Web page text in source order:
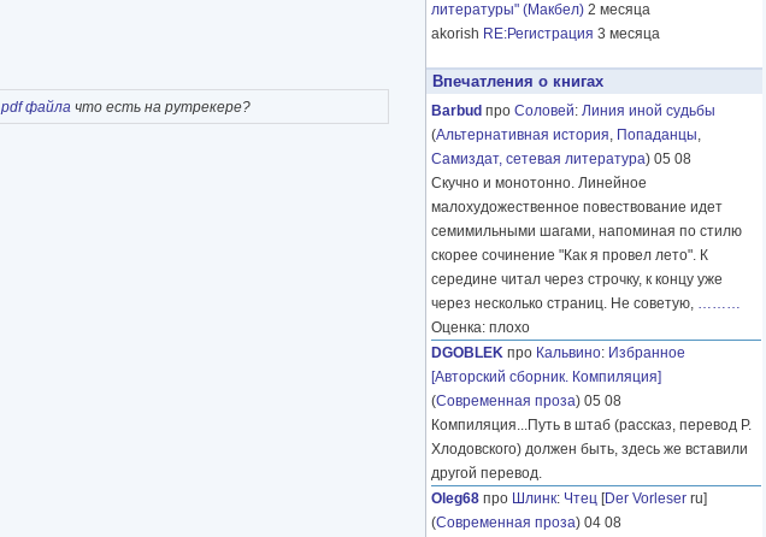
pdf файла что есть на рутрекере?
литературы" (Макбел) 2 месяца
akorish RE:Регистрация 3 месяца
Впечатления о книгах
Barbud про Соловей: Линия иной судьбы
(Альтернативная история, Попаданцы,
Самиздат, сетевая литература) 05 08
Скучно и монотонно. Линейное
малохудожественное повествование идет
семимильными шагами, напоминая по стилю
скорее сочинение "Как я провел лето". К
середине читал через строчку, к концу уже
через несколько страниц. Не советую, ………
Оценка: плохо
DGOBLEK про Кальвино: Избранное
[Авторский сборник. Компиляция]
(Современная проза) 05 08
Компиляция...Путь в штаб (рассказ, перевод Р.
Хлодовского) должен быть, здесь же вставили
другой перевод.
Oleg68 про Шлинк: Чтец [Der Vorleser ru]
(Современная проза) 04 08